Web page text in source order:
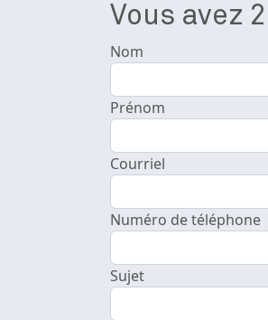
Vous avez
Nom
Prénom
Courriel
Numéro de téléphone
Sujet